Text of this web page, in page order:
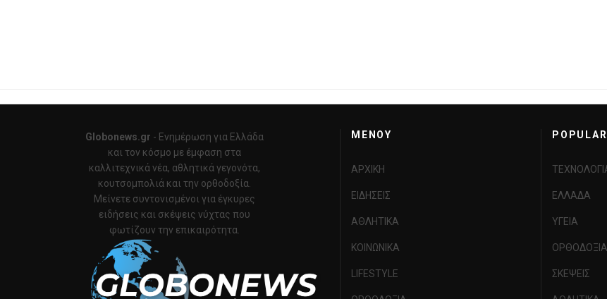
Globonews.gr - Ενημέρωση για Ελλάδα
και τον κόσμο με έμφαση στα
καλλιτεχνικά νέα, αθλητικά γεγονότα,
κουτσομπολιά και την ορθοδοξία.
Μείνετε συντονισμένοι για έγκυρες
ειδήσεις και σκέψεις νύχτας που
φωτίζουν την επικαιρότητα.
MENOY
ΑΡΧΙΚΗ
ΕΙΔΗΣΕΙΣ
ΑΘΛΗΤΙΚΑ
ΚΟΙΝΩΝΙΚΑ
LIFESTYLE
ΕΛΛΑΔΑ
ΥΓΕΙΑ
ΟΡΘΟΔΟΞΙΑ
ΣΚΕΨΕΙΣ